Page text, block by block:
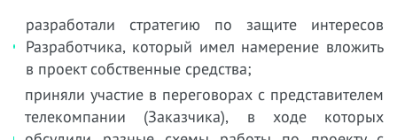
разработали стратегию по защите интересов
Разработчика, который имел намерение вложить
в проект собственные средства;
приняли участие в переговорах с представителем
телекомпании (Заказчика), в ходе которых